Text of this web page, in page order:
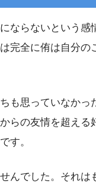
ならないという感
完全に侑は自分の
も思っていなかっ
らの友情を超える
す。
んでした。それは